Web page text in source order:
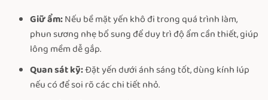
Giữ ẩm:Nếu bề mặt yến khô đi trong quá trình làm,
phun sương nhẹ bổ sung để duy trì độ ẩm cần thiết, giúp
lông mềm dễ gắp.
Quan sát kỹ:Đặt yến dưới ánh sáng tốt, dùng kính lúp
nếu có để soi rõ các chi tiết nhỏ.